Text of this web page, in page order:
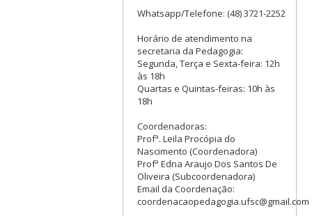
Whatsapp/Telefone: (48) 3721-2252
Horário de atendimento na
secretaria da Pedagogia:
Segunda, Terça e Sexta-feira: 12h
às 18h
Quartas e Quintas-feiras: 10h às
18h
Coordenadoras:
Profª. Leila Procópia do
Nascimento (Coordenadora)
Profª Edna Araujo Dos Santos De
Oliveira (Subcoordenadora)
Email da Coordenação:
coordenacaopedagogia.ufsc@gmail.com